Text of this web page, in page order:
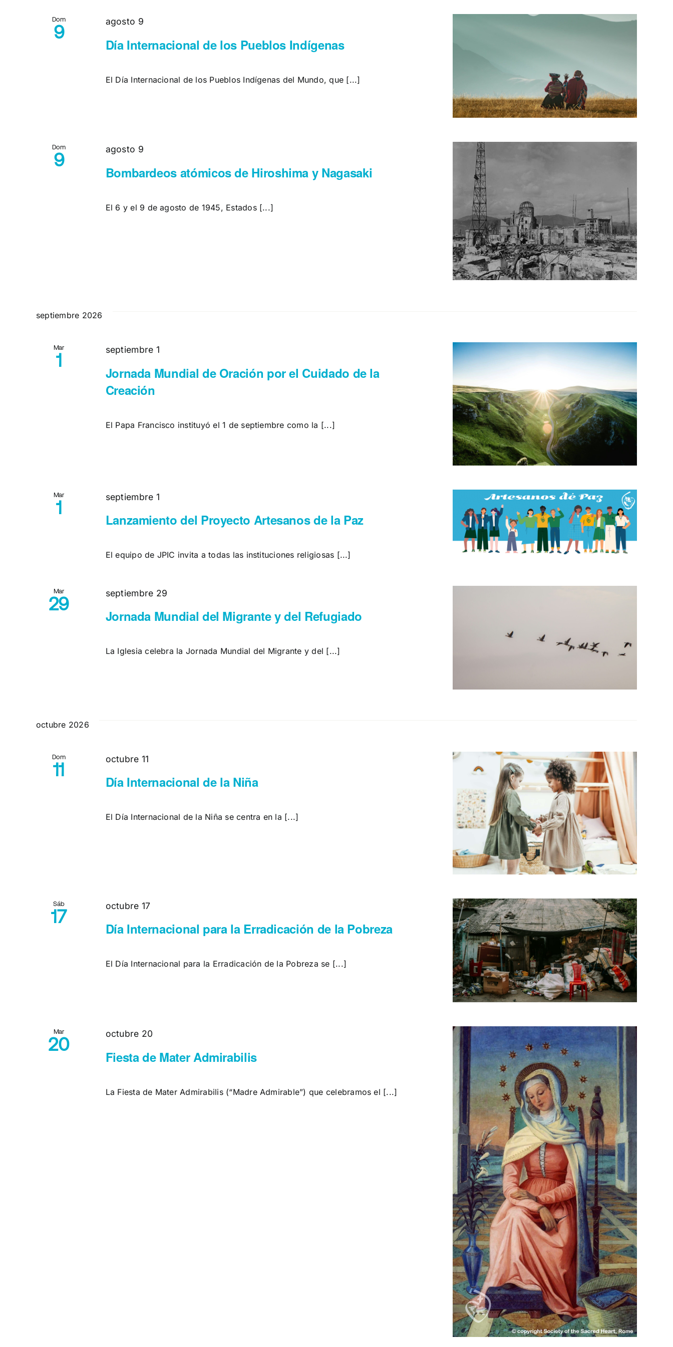
de
palabra
clave.
Dom
9
Día Internacional de los Pueblos Indígenas
agosto 9
El Día Internacional de los Pueblos Indígenas del Mundo, que [...]
Dom
9
Bombardeos atómicos de Hiroshima y Nagasaki
agosto 9
El 6 y el 9 de agosto de 1945, Estados [...]
septiembre 2026
Mar
1
Jornada Mundial de Oración por el Cuidado de la
Creación
septiembre 1
El Papa Francisco instituyó el 1 de septiembre como la [...]
Mar
1
Lanzamiento del Proyecto Artesanos de la Paz
septiembre 1
El equipo de JPIC invita a todas las instituciones religiosas [...]
Mar
29
Jornada Mundial del Migrante y del Refugiado
septiembre 29
La Iglesia celebra la Jornada Mundial del Migrante y del [...]
octubre 2026
Dom
11
Día Internacional de la Niña
octubre 11
El Día Internacional de la Niña se centra en la [...]
Sáb
17
Día Internacional para la Erradicación de la Pobreza
octubre 17
El Día Internacional para la Erradicación de la Pobreza se [...]
Mar
20
Fiesta de Mater Admirabilis
octubre 20
La Fiesta de Mater Admirabilis (“Madre Admirable”) que celebramos el [...]